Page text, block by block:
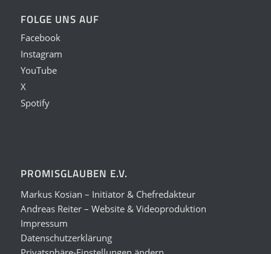
FOLGE UNS AUF
Facebook
Instagram
YouTube
X
Spotify
PROMISGLAUBEN E.V.
Markus Kosian – Initiator & Chefredakteur
Andreas Reiter – Website & Videoproduktion
Impressum
Datenschutzerklärung